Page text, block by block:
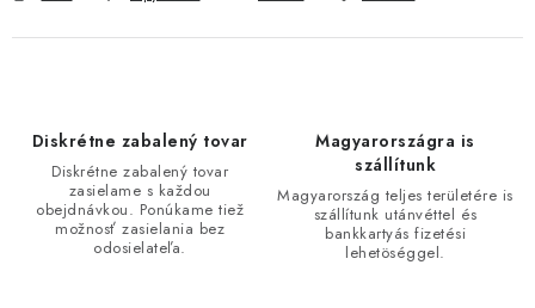
Diskrétne zabalený tovar
Diskrétne zabalený tovar
zasielame s každou
obejdnávkou. Ponúkame tiež
možnosť zasielania bez
odosielateľa.
Magyarországra is
szállítunk
Magyarország teljes területére is
szállítunk utánvéttel és
bankkartyás fizetési
lehetöséggel.